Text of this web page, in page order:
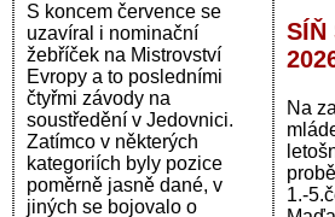
S koncem července se
uzavíral i nominační
žebříček na Mistrovství
Evropy a to posledními
čtyřmi závody na
soustředění v Jedovnici.
Zatímco v některých
kategoriích byly pozice
poměrně jasně dané, v
jiných se bojovalo o
SÍŇ
Na
1.-